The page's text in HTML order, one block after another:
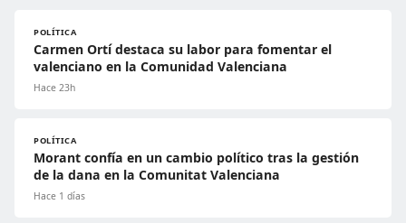
POLÍTICA
Carmen Ortí destaca su labor para fomentar el
valenciano en la Comunidad Valenciana
Hace 23h
POLÍTICA
Morant confía en un cambio político tras la gestión
de la dana en la Comunitat Valenciana
Hace 1 días